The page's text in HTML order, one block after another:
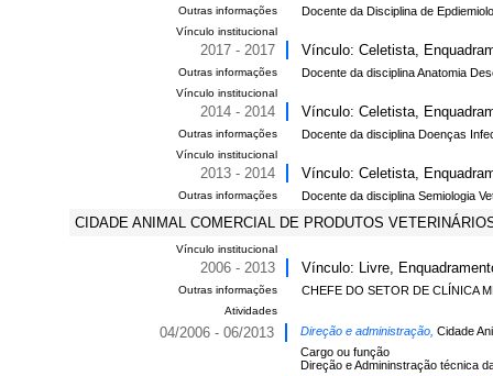
Outras informações Docente da Disciplina de
Vínculo institucional
2017 - 2017 Vínculo: Celetista,
Outras informações Docente da disciplina Anatomia
Vínculo institucional
2014 - 2014 Vínculo: Celetista,
Outras informações Docente da disciplina Doenças
Vínculo institucional
2013 - 2014 Vínculo: Celetista,
Outras informações Docente da disciplina Semiologia
CIDADE ANIMAL COMERCIAL DE PRODUTOS
Vínculo institucional
2006 - 2013 Vínculo: Livre,
Outras informações CHEFE DO SETOR DE CLÍNICA
Atividades
04/2006 - 06/2013 Direção e administração, Cidade
Cargo ou função
Direção e Admininstração técnica